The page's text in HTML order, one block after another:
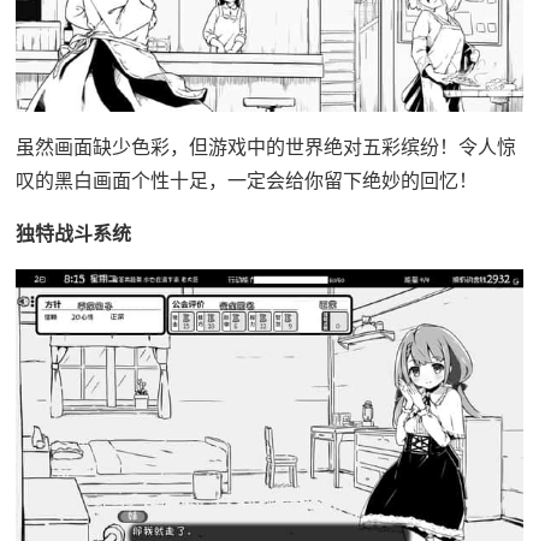
虽然画面缺少色彩，但游戏中的世界绝对五彩缤纷！令人惊
叹的黑白画面个性十足，一定会给你留下绝妙的回忆！
独特战斗系统